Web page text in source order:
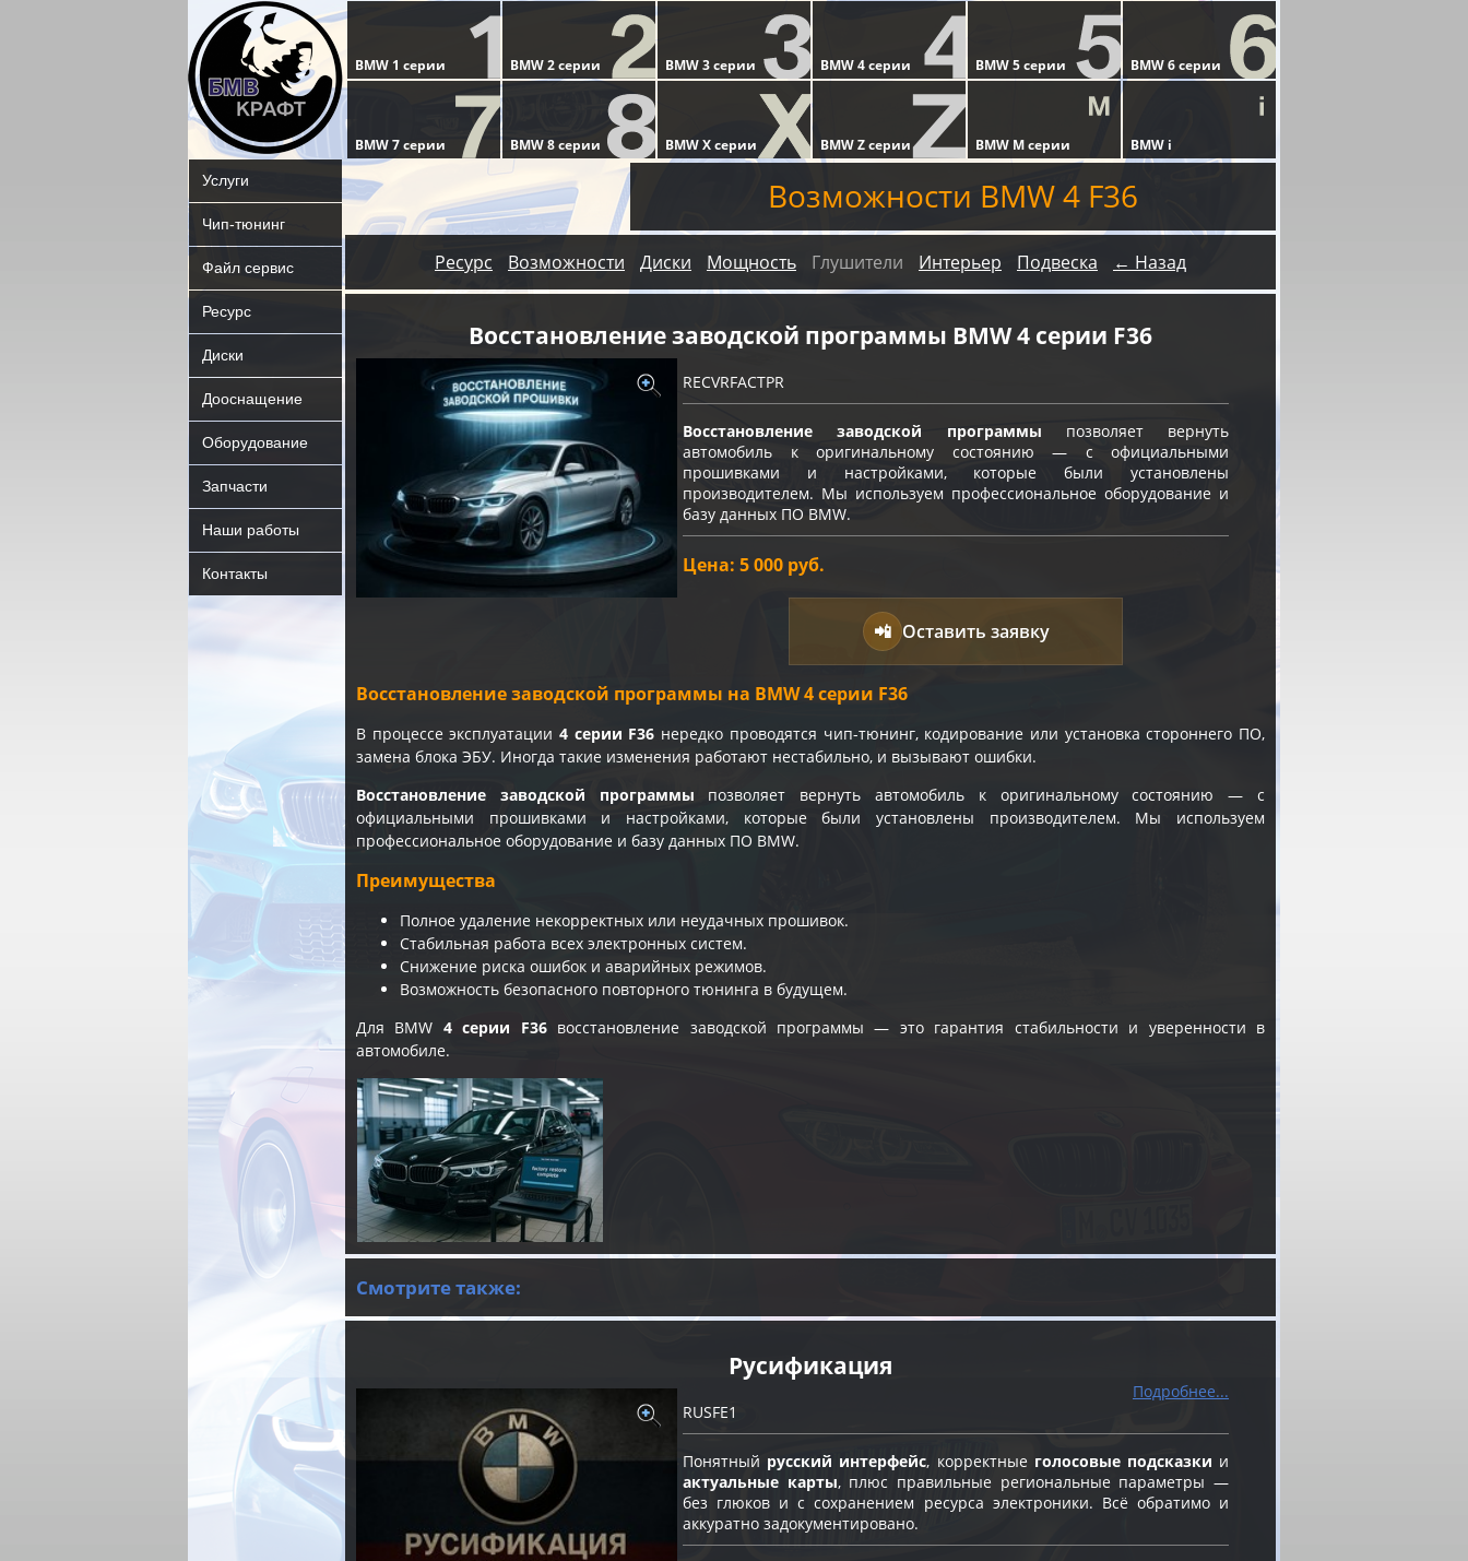
Услуги
Чип-тюнинг
Файл сервис
Ресурс
Диски
Дооснащение
Оборудование
Запчасти
Наши работы
Контакты
Возможности BMW 4 F36
Ресурс Возможности Диски Мощность Глушители Интерьер Подвеска ← Назад
Восстановление заводской программы BMW 4 серии F36
RECVRFACTPR
Восстановление заводской программы позволяет вернуть
автомобиль к оригинальному состоянию — с официальными
прошивками и настройками, которые были установлены
производителем. Мы используем профессиональное оборудование и
базу данных ПО BMW.
Цена: 5 000 руб.
📲 Оставить заявку
Восстановление заводской программы на BMW 4 серии F36
В процессе эксплуатации4 серии F36 нередко проводятся чип-тюнинг, кодирование или установка стороннего ПО,
замена блока ЭБУ. Иногда такие изменения работают нестабильно, и вызывают ошибки.
Восстановление заводской программы позволяет вернуть автомобиль к оригинальному состоянию — с
официальными прошивками и настройками, которые были установлены производителем. Мы используем
профессиональное оборудование и базу данных ПО BMW.
Преимущества
Полное удаление некорректных или неудачных прошивок.
Стабильная работа всех электронных систем.
Снижение риска ошибок и аварийных режимов.
Возможность безопасного повторного тюнинга в будущем.
Для BMW 4 серии F36восстановление заводской программы — это гарантия стабильности и уверенности в
автомобиле.
Смотрите также:
Русификация
Подробнее...
RUSFE1
Понятный русский интерфейс, корректные голосовые подсказки и
актуальные карты, плюс правильные региональные параметры —
без глюков и с сохранением ресурса электроники. Всё обратимо и
аккуратно задокументировано.